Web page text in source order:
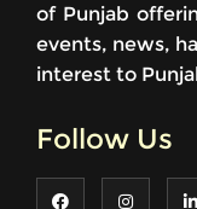
of Punjab
events, news,
interest to
Follow Us